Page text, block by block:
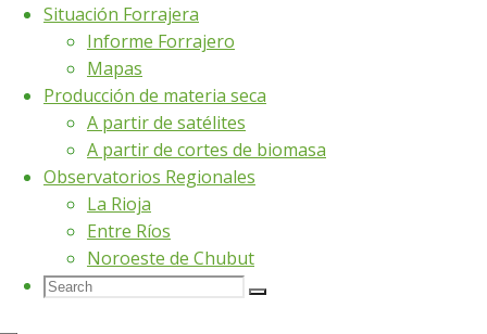
Situación Forrajera
Informe Forrajero
Mapas
Producción de materia seca
A partir de satélites
A partir de cortes de biomasa
Observatorios Regionales
La Rioja
Entre Ríos
Noroeste de Chubut
Search
Search
Search
Región del Espinal
(abril 2022 –
septiembre 2022)
Región del Espinal